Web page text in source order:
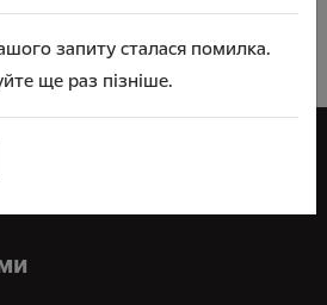
запиту сталася помилка.
ще раз пізніше.